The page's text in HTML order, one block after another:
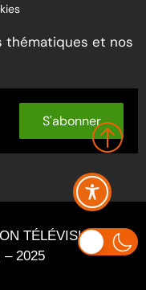
thématiques et nos
S'abonner
TÉLÉVISION
– 2025